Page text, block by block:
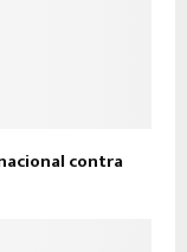
contra